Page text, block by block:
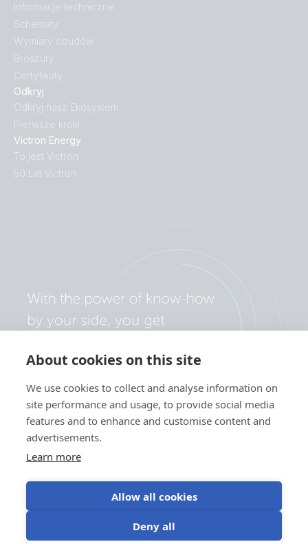
About cookies on this site
We use cookies to collect and analyse information on
site performance and usage, to provide social media
features and to enhance and customise content and
advertisements.
Learn more
Allow all cookies
Deny all
Odkryj
Odkryj nasz Ekosystem
Pierwsze kroki
Victron Energy
To jest Victron
50 Lat Victron
Informacje techniczne
Schematy
Wymiary obudów
Broszury
Certyfikaty
Preferencje plików cookie
Korzystanie z plików cookie
Warunki użytkowania